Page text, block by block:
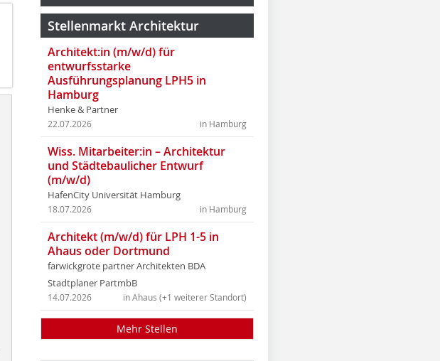
Stellenmarkt Architektur
Architekt:in (m/w/d) für
entwurfsstarke
Ausführungsplanung LPH5 in
Hamburg
Henke & Partner
in Hamburg
22.07.2026
Wiss. Mitarbeiter:in – Architektur
und Städtebaulicher Entwurf
(m/w/d)
HafenCity Universität Hamburg
in Hamburg
18.07.2026
Architekt (m/w/d) für LPH 1-5 in
Ahaus oder Dortmund
farwickgrote partner Architekten BDA
Stadtplaner PartmbB
in Ahaus (+1 weiterer Standort)
14.07.2026
Mehr Stellen